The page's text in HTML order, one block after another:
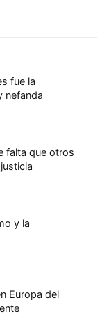
fue la
nefanda
falta que otros
y la
Europa del